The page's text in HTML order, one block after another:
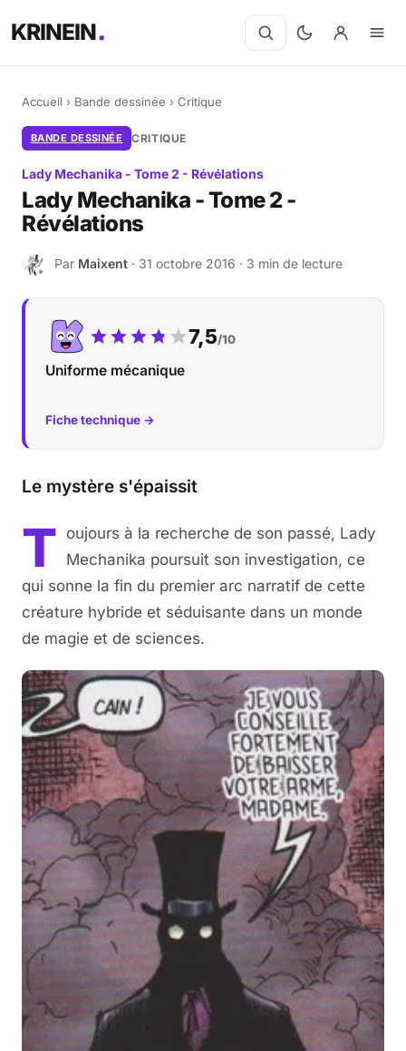
KRINEIN
Accueil › Bande dessinée › Critique
BANDE DESSINÉE CRITIQUE
Lady Mechanika - Tome 2 - Révélations
Lady Mechanika - Tome 2 -
Révélations
M Par Maixent · 31 octobre 2016 · 3 min de lecture
Notre note :
7,5/10
Uniforme mécanique
Fiche technique →
Le mystère s'épaissit
T oujours à la recherche de son passé, Lady
Mechanika poursuit son investigation, ce
qui sonne la fin du premier arc narratif de cette
créature hybride et séduisante dans un monde
de magie et de sciences.